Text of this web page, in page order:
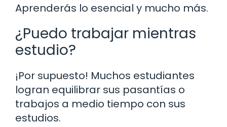
Aprenderás lo esencial y mucho más.
¿Puedo trabajar mientras
estudio?
¡Por supuesto! Muchos estudiantes
logran equilibrar sus pasantías o
trabajos a medio tiempo con sus
estudios.